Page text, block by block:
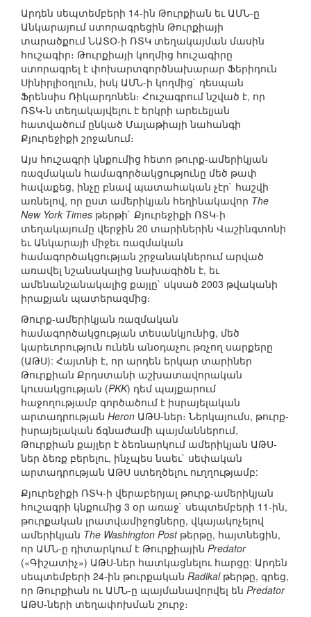
Արդեն սեպտեմբերի 14-ին Թուրքիան եւ ԱՄՆ-ը
Անկարայում ստորագրեցին Թուրքիայի
տարածքում ՆԱՏՕ-ի ՌՏԿ տեղակայման մասին
հուշագիր։ Թուրքիայի կողմից հուշագիրը
ստորագրել է փոխարտգործնախարար Ֆերիդուն
Սինիրլիօղլուն, իսկ ԱՄՆ-ի կողմից` դեսպան
Ֆրենսիս Ռիկարդոնեն։ Հուշագրում նշված է, որ
ՌՏԿ-ն տեղակայվելու է երկրի արեւելյան
հատվածում ընկած Մալաթիայի նահանգի
Քյուրեջիքի շրջանում։
Այս հուշագրի կնքումից հետո թուրք-ամերիկյան
ռազմական համագործակցությունը մեծ թափ
հավաքեց, ինչը բնավ պատահական չէր` հաշվի
առնելով, որ ըստ ամերիկյան հեղինակավոր The
New York Times թերթի` Քյուրեջիքի ՌՏԿ-ի
տեղակայումը վերջին 20 տարիներին Վաշինգտոնի
եւ Անկարայի միջեւ ռազմական
համագործակցության շրջանակներում արված
առավել նշանակալից նախագիծն է, եւ
ամենանշանակալից քայլը` սկսած 2003 թվականի
իրաքյան պատերազմից։
Թուրք-ամերիկյան ռազմական
համագործակցության տեսանկյունից, մեծ
կարեւորություն ունեն անօդաչու թռչող սարքերը
(ԱԹՍ): Հայտնի է, որ արդեն երկար տարիներ
Թուրքիան Քրդստանի աշխատավորական
կուսակցության (PKK) դեմ պայքարում
հաջողությամբ գործածում է իսրայելական
արտադրության Heron ԱԹՍ-ներ։ Ներկայումս, թուրք-
իսրայելական ճգնաժամի պայմաններում,
Թուրքիան քայլեր է ձեռնարկում ամերիկյան ԱԹՍ-
ներ ձեռք բերելու, ինչպես նաեւ` սեփական
արտադրության ԱԹՍ ստեղծելու ուղղությամբ:
Քյուրեջիքի ՌՏԿ-ի վերաբերյալ թուրք-ամերիկյան
հուշագրի կնքումից 3 օր առաջ` սեպտեմբերի 11-ին,
թուրքական լրատվամիջոցները, վկայակոչելով
ամերիկյան The Washington Postթերթը, հայտնեցին,
որ ԱՄՆ-ը դիտարկում է Թուրքիային Predator
(«Գիշատիչ») ԱԹՍ-ներ հատկացնելու հարցը: Արդեն
սեպտեմբերի 24-ին թուրքական Radikalթերթը, գրեց,
որ Թուրքիան ու ԱՄՆ-ը պայմանավորվել են Predator
ԱԹՍ-ների տեղափոխման շուրջ։